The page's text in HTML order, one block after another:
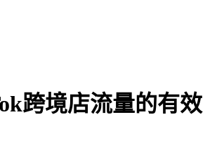
跨境店流量的有效